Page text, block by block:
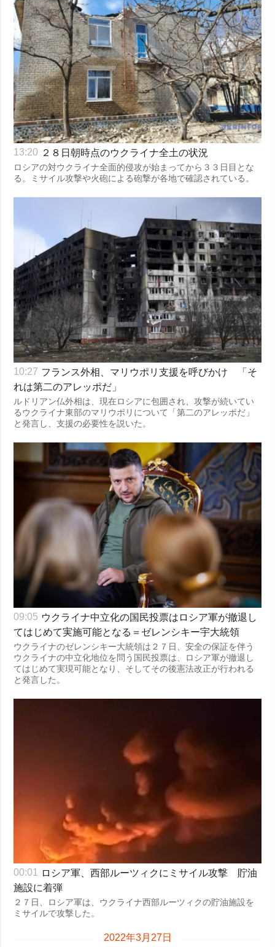
13:20 ２８日朝時点のウクライナ全土の状況
ロシアの対ウクライナ全面的侵攻が始まってから３３日目とな
る。ミサイル攻撃や火砲による砲撃が各地で確認されている。
10:27 フランス外相、マリウポリ支援を呼びかけ 「そ
れは第二のアレッポだ」
ルドリアン仏外相は、現在ロシアに包囲され、攻撃が続いてい
るウクライナ東部のマリウポリについて「第二のアレッポだ」
と発言し、支援の必要性を説いた。
09:05 ウクライナ中立化の国民投票はロシア軍が撤退し
てはじめて実施可能となる＝ゼレンシキー宇大統領
ウクライナのゼレンシキー大統領は２７日、安全の保証を伴う
ウクライナの中立化地位を問う国民投票は、ロシア軍が撤退し
てはじめて実現可能となり、そしてその後憲法改正が行われる
と発言した。
00:01 ロシア軍、西部ルーツィクにミサイル攻撃 貯油
施設に着弾
２７日、ロシア軍は、ウクライナ西部ルーツィクの貯油施設を
ミサイルで攻撃した。
2022年3月27日